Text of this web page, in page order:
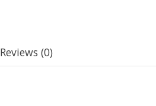
Reviews (0)